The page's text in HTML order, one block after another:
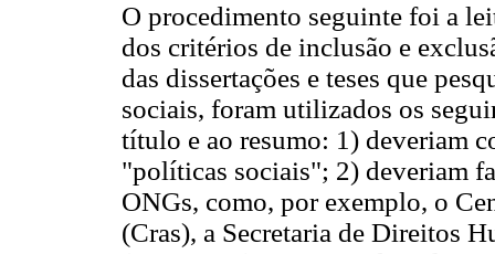
O procedimento seguinte foi a
dos critérios de inclusão e
das dissertações e teses que
sociais, foram utilizados os
título e ao resumo: 1) deveriam
"políticas sociais"; 2) deveriam
ONGs, como, por exemplo, o
(Cras), a Secretaria de Direitos